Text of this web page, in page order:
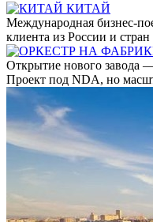
КИТАЙ
Международная бизнес-
клиента из России и
Открытие нового завода
Проект под NDA, но